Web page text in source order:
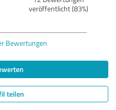
veröffentlicht (83%)
Bewertungen
teilen